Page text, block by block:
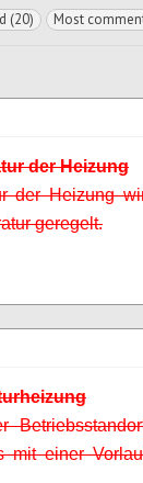
(20) Most
der Heizung
der Heizung
geregelt.
mit einer